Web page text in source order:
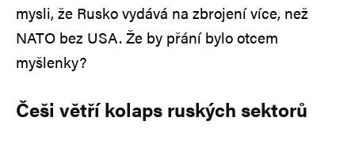
mysli, že Rusko vydává na zbrojení více, než
NATO bez USA. Že by přání bylo otcem
myšlenky?
Češi větří kolaps ruských sektorů